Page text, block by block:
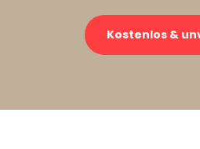
Kostenlos &